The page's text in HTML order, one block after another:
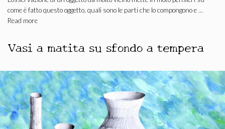
come è fatto questo oggetto, quali sono le parti che lo compongono e …
Read more
Vasi a matita su sfondo a tempera